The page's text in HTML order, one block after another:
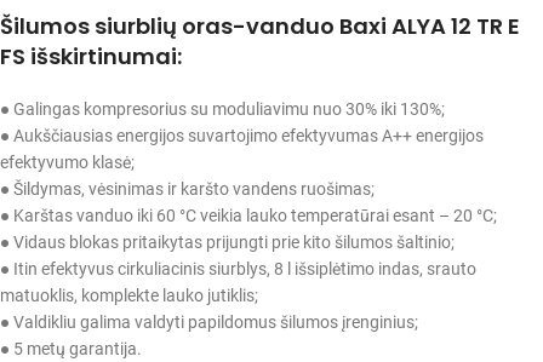
Šilumos siurblių oras-vanduo Baxi ALYA 12 TR E
FS išskirtinumai:
● Galingas kompresorius su moduliavimu nuo 30% iki 130%;
● Aukščiausias energijos suvartojimo efektyvumas A++ energijos
efektyvumo klasė;
● Šildymas, vėsinimas ir karšto vandens ruošimas;
● Karštas vanduo iki 60 °C veikia lauko temperatūrai esant – 20 °C;
● Vidaus blokas pritaikytas prijungti prie kito šilumos šaltinio;
● Itin efektyvus cirkuliacinis siurblys, 8 l išsiplėtimo indas, srauto
matuoklis, komplekte lauko jutiklis;
● Valdikliu galima valdyti papildomus šilumos įrenginius;
● 5 metų garantija.